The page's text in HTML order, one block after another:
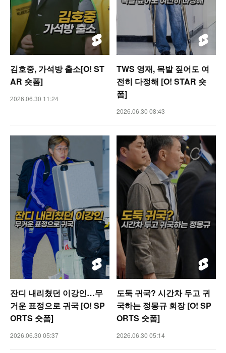
김호중, 가석방 출소[O! ST
AR 숏폼]
2026.06.30 11:24
TWS 영재, 목발 짚어도 여
전히 다정해 [O! STAR 숏
폼]
2026.06.30 08:43
잔디 내리쳤던 이강인…무
거운 표정으로 귀국 [O! SP
ORTS 숏폼]
2026.06.30 05:37
도둑 귀국? 시간차 두고 귀
국하는 정몽규 회장 [O! SP
ORTS 숏폼]
2026.06.30 05:14